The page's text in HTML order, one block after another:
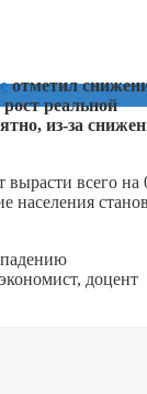
отметил
реальной
из-за
всего на
населения
доцент